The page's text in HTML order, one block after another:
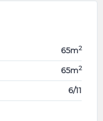
65m2
65m2
6/11